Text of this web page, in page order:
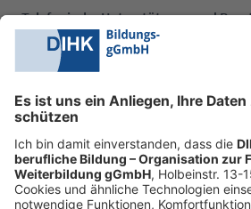
Telefonische Unterstützung und
0228 6205 205
Fr.:
09:00-14:00 Uhr
shop@dihk-bildung.shop
Vertrag widerrufen